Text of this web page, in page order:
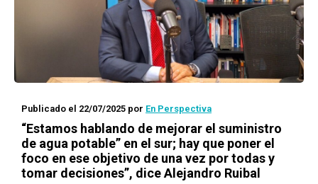
Publicado el 22/07/2025 por En Perspectiva
“Estamos hablando de mejorar el suministro
de agua potable” en el sur; hay que poner el
foco en ese objetivo de una vez por todas y
tomar decisiones”, dice Alejandro Ruibal